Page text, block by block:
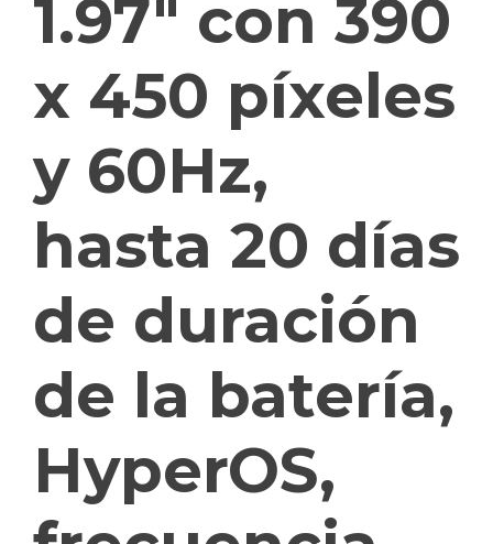
1.97″ con 390
x 450 píxeles
y 60Hz,
hasta 20 días
de duración
de la batería,
HyperOS,